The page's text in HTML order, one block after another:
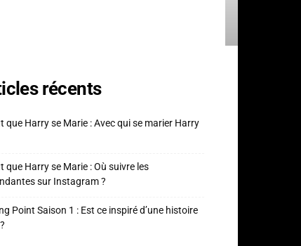
récents
que Harry se Marie : Avec qui se marier Harry
que Harry se Marie : Où suivre les
sur Instagram ?
Point Saison 1 : Est ce inspiré d’une histoire